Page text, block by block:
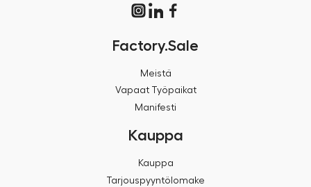
Factory.Sale
Meistä
Vapaat Työpaikat
Manifesti
Kauppa
Kauppa
Tarjouspyyntölomake